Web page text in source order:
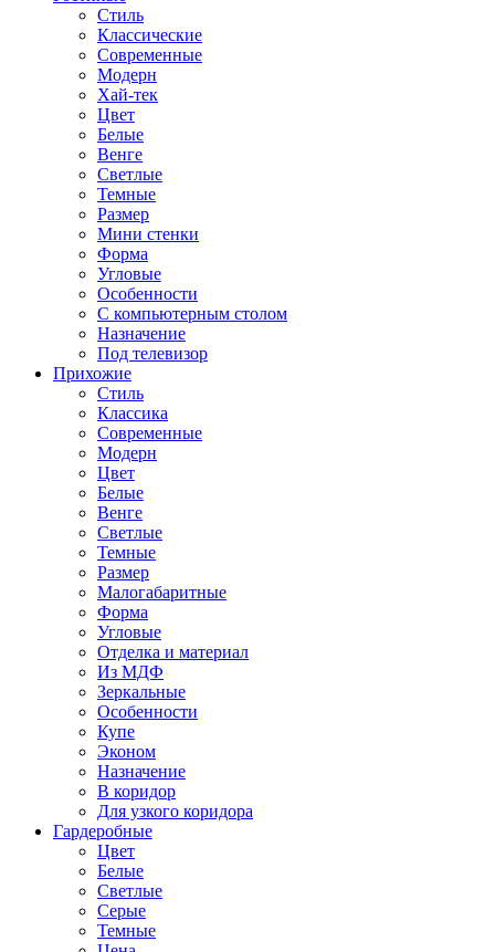
Стиль
Классические
Современные
Модерн
Хай-тек
Цвет
Белые
Венге
Светлые
Темные
Размер
Мини стенки
Форма
Угловые
Особенности
С компьютерным столом
Назначение
Под телевизор
Прихожие
Стиль
Классика
Современные
Модерн
Цвет
Белые
Венге
Светлые
Темные
Размер
Малогабаритные
Форма
Угловые
Отделка и материал
Из МДФ
Зеркальные
Особенности
Купе
Эконом
Назначение
В коридор
Для узкого коридора
Гардеробные
Цвет
Белые
Светлые
Серые
Темные